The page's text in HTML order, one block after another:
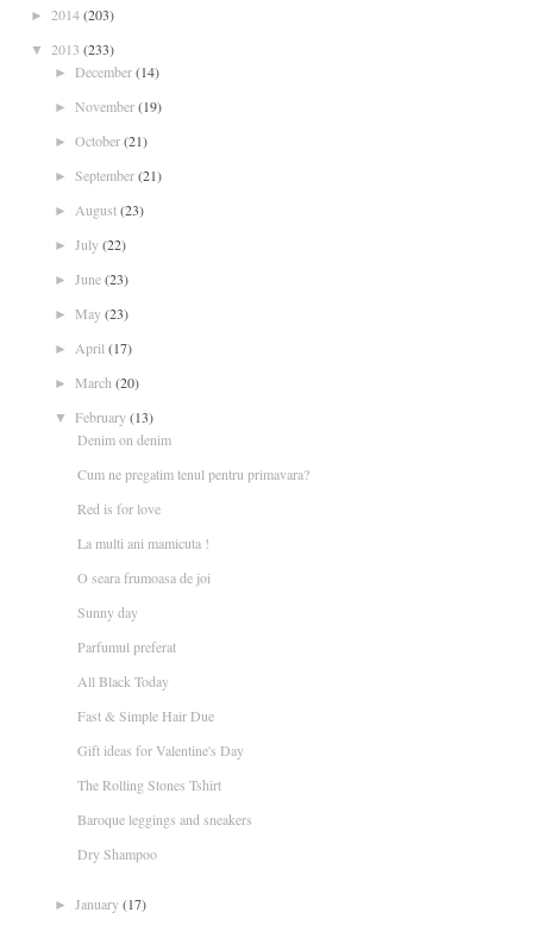
► 2014(203)
▼ 2013 (233)
► December(14)
► November(19)
► October(21)
► September(21)
► August(23)
► July(22)
► June(23)
► May(23)
► April (17)
► March (20)
▼ February(13)
Denim on denim
Cum ne pregatim tenul pentru primavara?
Red is for love
La multi ani mamicuta !
O seara frumoasa de joi
Sunny day
Parfumul preferat
All Black Today
Fast & Simple Hair Due
Gift ideas for Valentine's Day
The Rolling Stones Tshirt
Baroque leggings and sneakers
Dry Shampoo
► January(17)